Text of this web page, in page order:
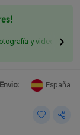
y
Envio: España